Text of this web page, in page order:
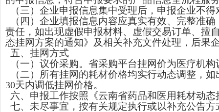
（三）企业申报信息集中受理后，申报企业不
（四）企业填报信息内容应真实有效、完整准
责任，如出现虚假申报材料、虚假交易订单、擅
态挂网方案的通知》及相关补充文件处理，后果
五、挂网方式
（一）议价采购。省采购平台挂网价为医疗机
（二）所有挂网的耗材价格均实行动态调整，
30天内调低挂网价格。
六、申报工作按照《云南省药品和医用耗材动
七、未尽事宜，按有关规定执行或以补充公告方